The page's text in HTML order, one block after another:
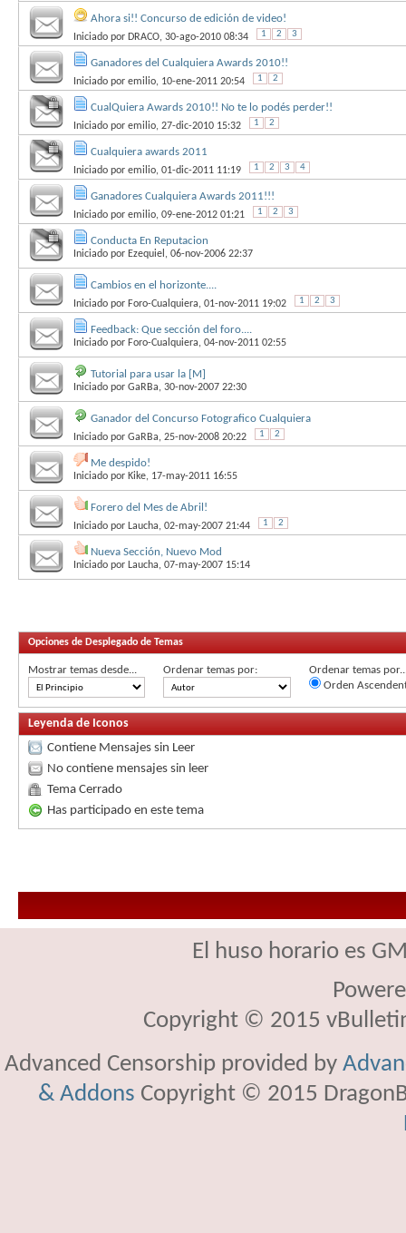
Ahora si!! Concurso de edición de video!
Iniciado por DRACO, 30-ago-2010 08:34 1 2 3
Ganadores del Cualquiera Awards 2010!!
Iniciado por emilio, 10-ene-2011 20:54 1 2
CualQuiera Awards 2010!! No te lo podés perder!!
Iniciado por emilio, 27-dic-2010 15:32 1 2
Cualquiera awards 2011
Iniciado por emilio, 01-dic-2011 11:19 1 2 3 4
Ganadores Cualquiera Awards 2011!!!
Iniciado por emilio, 09-ene-2012 01:21 1 2 3
Conducta En Reputacion
Iniciado por Ezequiel , 06-nov-2006 22:37
Cambios en el horizonte....
Iniciado por Foro-Cualquiera, 01-nov-2011 19:02 1 2 3
Feedback: Que sección del foro....
Iniciado por Foro-Cualquiera, 04-nov-2011 02:55
Tutorial para usar la [M]
Iniciado por GaRBa, 30-nov-2007 22:30
Ganador del Concurso Fotografico Cualquiera
Iniciado por GaRBa, 25-nov-2008 20:22 1 2
Me despido!
Iniciado por Kike, 17-may-2011 16:55
Forero del Mes de Abril!
Iniciado por Laucha, 02-may-2007 21:44 1 2
Nueva Sección, Nuevo Mod
Iniciado por Laucha, 07-may-2007 15:14
Opciones de Desplegado de Temas
Mostrar temas desde... Ordenar temas por:
Ordenar temas
Orden
Leyenda de Iconos
Contiene Mensajes sin Leer
No contiene mensajes sin leer
Tema Cerrado
Has participado en este tema
El huso horario es
Copyright © 2015
Advanced Censorship provided by
& Addons Copyright © 2015